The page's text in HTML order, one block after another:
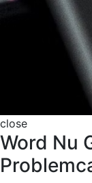
close
Word Nu